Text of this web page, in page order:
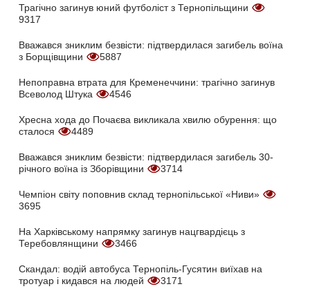
Трагічно загинув юний футболіст з Тернопільщини
9317
Вважався зниклим безвісти: підтвердилася загибель воїна
з Борщівщини
5887
Непоправна втрата для Кременеччини: трагічно загинув
Всеволод Штука
4546
Хресна хода до Почаєва викликала хвилю обурення: що
сталося
4489
Вважався зниклим безвісти: підтвердилася загибель 30-
річного воїна із Зборівщини
3714
Чемпіон світу поповнив склад тернопільської «Ниви»
3695
На Харківському напрямку загинув нацгвардієць з
Теребовлянщини
3466
Скандал: водій автобуса Тернопіль-Гусятин виїхав на
тротуар і кидався на людей
3171